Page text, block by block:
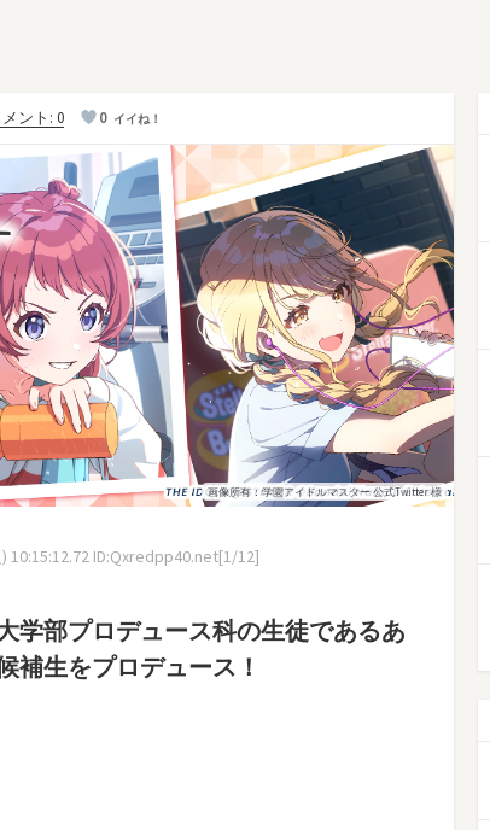
メント: 0 0 イイね！
画像所有：学園アイドルマスター 公式Twitter 様
10:15:12.72 ID:Qxredpp40.net[1/12]
学部プロデュース科の生徒であるあ
補生をプロデュース！